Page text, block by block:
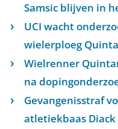
Samsic blijven in
UCI wacht
wielerploeg
Wielrenner
na
Gevangenisstraf
atletiekbaas Diack